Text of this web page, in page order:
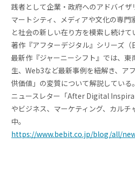
践者として企業・政府へのアドバイザ
マートシティ、メディアや文化の専門
と社会の新しい在り方を模索し続けて
著作『アフターデジタル』シリーズ（
最新作『ジャーニーシフト』では、東
生、Web3など最新事例を紐解き、ア
供価値」の変質について解説している。
ニュースレター「After Digital
やビジネス、マーケティング、カルチ
中。
https://www.bebit.co.jp/blog/all/